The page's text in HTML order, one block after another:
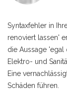
Syntaxfehler in
renoviert lassen'
die Aussage
Elektro- und
Eine
Schäden führen.